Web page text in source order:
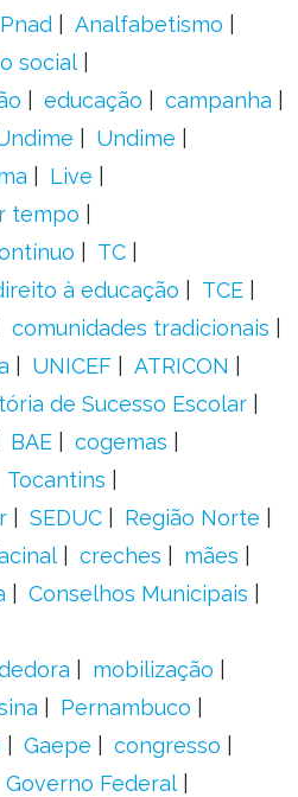
Pnad
Analfabetismo
social
educação
campanha
Undime
Live
tempo
TC
à educação
TCE
comunidades tradicionais
UNICEF
ATRICON
de Sucesso Escolar
BAE
cogemas
Tocantins
SEDUC
Região Norte
creches
mães
Conselhos Municipais
mobilização
Pernambuco
Gaepe
congresso
Governo Federal